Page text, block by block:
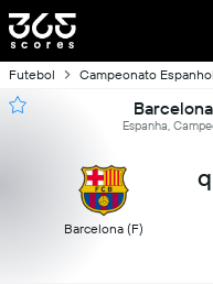
Futebol Campeonato
Espanha,
Barcelona (F)